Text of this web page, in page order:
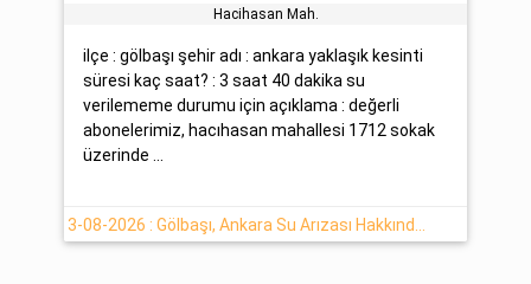
Hacihasan Mah.
ilçe : gölbaşı şehir adı : ankara yaklaşık kesinti
süresi kaç saat? : 3 saat 40 dakika su
verilememe durumu için açıklama : değerli
abonelerimiz, hacıhasan mahallesi 1712 sokak
üzerinde ...